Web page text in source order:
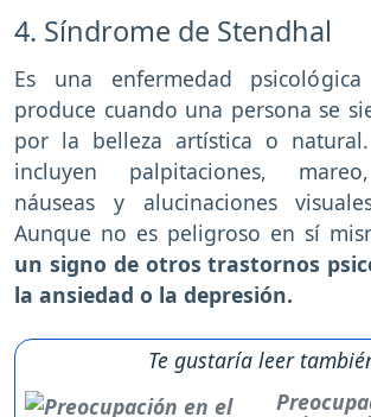
4. Síndrome de Stendhal
Es una enfermedad
produce cuando una persona se
por la belleza artística o
incluyen palpitaciones,
náuseas y alucinaciones
Aunque no es peligroso en sí
un signo de otros trastornos
la ansiedad o la depresión.
Te gustaría leer